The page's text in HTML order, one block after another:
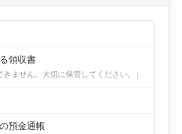
領収書
きません。大切に保管してください。）
預金通帳